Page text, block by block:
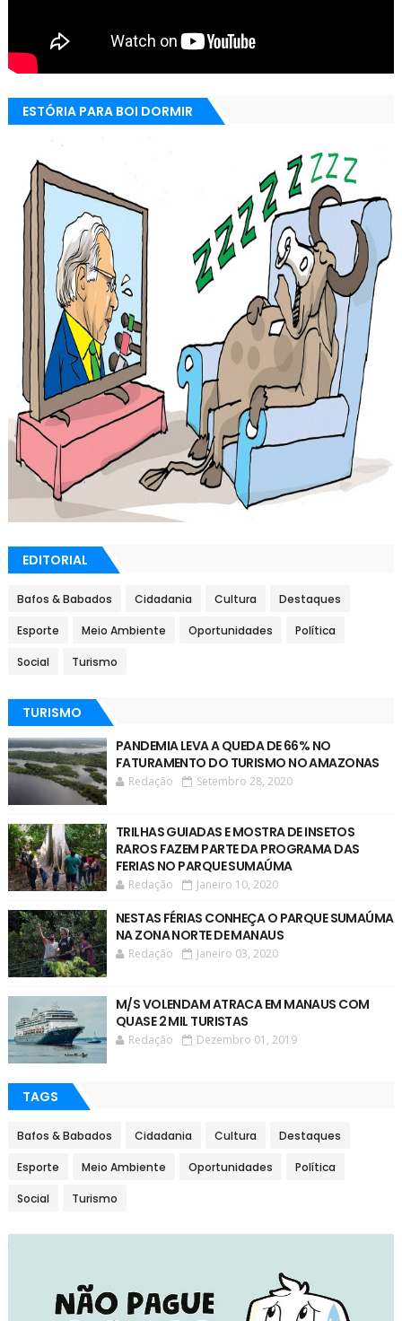
ESTÓRIA PARA BOI DORMIR
EDITORIAL
Bafos & Babados Cidadania Cultura Destaques
Esporte Meio Ambiente Oportunidades Política
Social Turismo
TURISMO
PANDEMIA LEVA A QUEDA DE 66% NO
FATURAMENTO DO TURISMO NO AMAZONAS
Redação Setembro 28, 2020
TRILHAS GUIADAS E MOSTRA DE INSETOS
RAROS FAZEM PARTE DA PROGRAMA DAS
FERIAS NO PARQUE SUMAÚMA
Redação Janeiro 10, 2020
NESTAS FÉRIAS CONHEÇA O PARQUE SUMAÚMA
NA ZONA NORTE DE MANAUS
Redação Janeiro 03, 2020
M/S VOLENDAM ATRACA EM MANAUS COM
QUASE 2 MIL TURISTAS
Redação Dezembro 01, 2019
TAGS
Bafos & Babados Cidadania Cultura Destaques
Esporte Meio Ambiente Oportunidades Política
Social Turismo